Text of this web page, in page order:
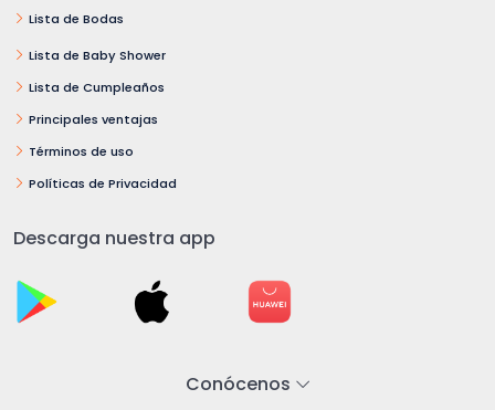
Lista de Bodas
Lista de Baby Shower
Lista de Cumpleaños
Principales ventajas
Términos de uso
Políticas de Privacidad
Descarga nuestra app
Conócenos